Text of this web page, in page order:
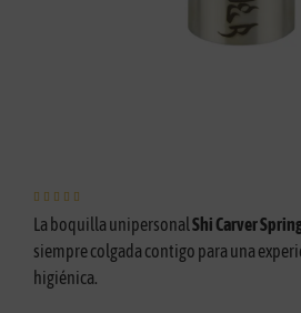
    
La boquilla unipersonal Shi Carver
siempre colgada contigo para una
higiénica.